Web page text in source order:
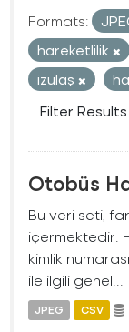
Formats:
hareketlilik
izulaş
Filter Results
Otobüs
Bu veri seti,
içermektedir.
kimlik
ile ilgili genel...
JPEG CSV